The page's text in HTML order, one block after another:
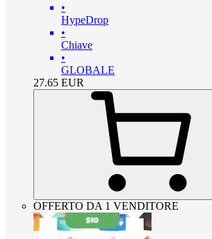
•
HypeDrop
•
Chiave
•
GLOBALE
27.65 EUR
OFFERTO DA 1 VENDITORE